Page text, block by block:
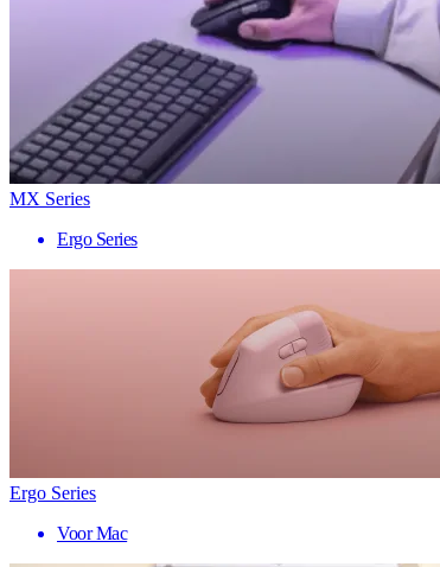
MX Series
Ergo Series
Ergo Series
Voor Mac